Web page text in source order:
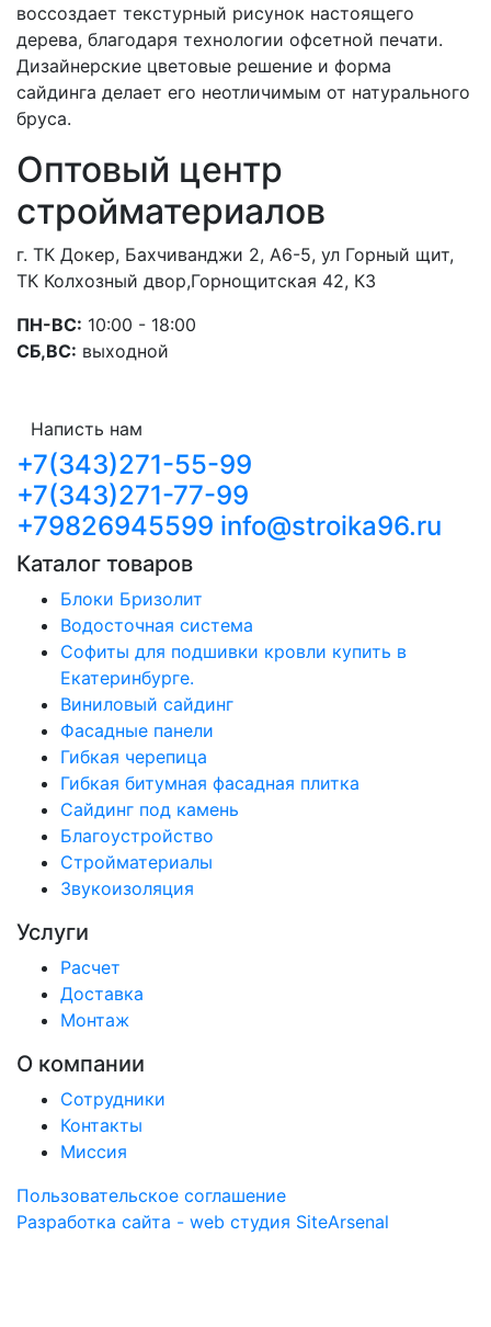
воссоздает текстурный рисунок настоящего
дерева, благодаря технологии офсетной печати.
Дизайнерские цветовые решение и форма
сайдинга делает его неотличимым от натурального
бруса.
Оптовый центр
стройматериалов
г. ТК Докер, Бахчиванджи 2, А6-5, ул Горный щит,
ТК Колхозный двор,Горнощитская 42, К3
ПН-ВС: 10:00 - 18:00
СБ,ВС: выходной
Написть нам
+7(343)271-55-99
+7(343)271-77-99
+79826945599 info@stroika96.ru
Каталог товаров
Блоки Бризолит
Водосточная система
Софиты для подшивки кровли купить в
Екатеринбурге.
Виниловый сайдинг
Фасадные панели
Гибкая черепица
Гибкая битумная фасадная плитка
Сайдинг под камень
Благоустройство
Стройматериалы
Звукоизоляция
Услуги
Расчет
Доставка
Монтаж
О компании
Сотрудники
Контакты
Миссия
Пользовательское соглашение
Разработка сайта - web студия SiteArsenal